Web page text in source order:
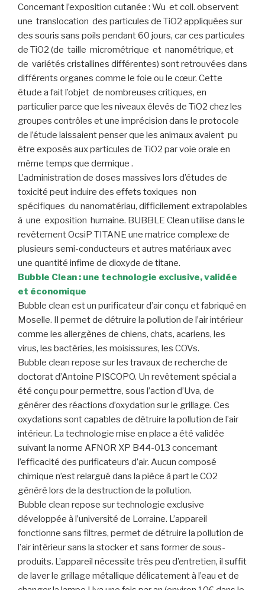
Concernant l’exposition cutanée : Wu et coll. observent
une translocation des particules de TiO2 appliquées sur
des souris sans poils pendant 60 jours, car ces particules
de TiO2 (de taille micrométrique et nanométrique, et
de variétés cristallines différentes) sont retrouvées dans
différents organes comme le foie ou le cœur. Cette
étude a fait l’objet de nombreuses critiques, en
particulier parce que les niveaux élevés de TiO2 chez les
groupes contrôles et une imprécision dans le protocole
de l’étude laissaient penser que les animaux avaient pu
être exposés aux particules de TiO2 par voie orale en
même temps que dermique .
L’administration de doses massives lors d’études de
toxicité peut induire des effets toxiques non
spécifiques du nanomatériau, difficilement extrapolables
à une exposition humaine. BUBBLE Clean utilise dans le
revêtement OcsiP TITANE une matrice complexe de
plusieurs semi-conducteurs et autres matériaux avec
une quantité infime de dioxyde de titane.
Bubble Clean : une technologie exclusive, validée
et économique
Bubble clean est un purificateur d’air conçu et fabriqué en
Moselle. Il permet de détruire la pollution de l’air intérieur
comme les allergènes de chiens, chats, acariens, les
virus, les bactéries, les moisissures, les COVs.
Bubble clean repose sur les travaux de recherche de
doctorat d’Antoine PISCOPO. Un revêtement spécial a
été conçu pour permettre, sous l’action d’Uva, de
générer des réactions d’oxydation sur le grillage. Ces
oxydations sont capables de détruire la pollution de l’air
intérieur. La technologie mise en place a été validée
suivant la norme AFNOR XP B44-013 concernant
l’efficacité des purificateurs d’air. Aucun composé
chimique n’est relargué dans la pièce à part le CO2
généré lors de la destruction de la pollution.
Bubble clean repose sur technologie exclusive
développée à l’université de Lorraine. L’appareil
fonctionne sans filtres, permet de détruire la pollution de
l’air intérieur sans la stocker et sans former de sous-
produits. L’appareil nécessite très peu d’entretien, il suffit
de laver le grillage métallique délicatement à l’eau et de